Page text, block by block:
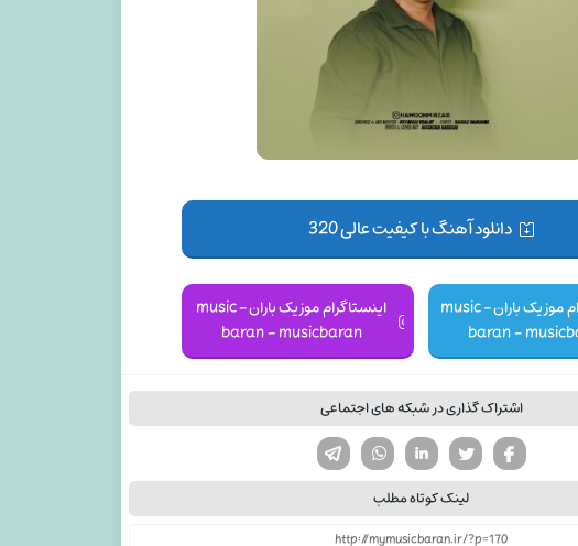
دانلود آهنگ با کیفیت عالی 320
کانال تلگرام موزیک باران - music
baran -
اینستاگرام موزیک باران - music
baran - musicbaran
اشتراک گذاری در شبکه های اجتماعی
لینکدین تویتر
فیسوک
لینک کوتاه مطلب